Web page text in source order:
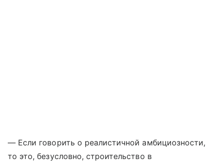
— Если говорить о реалистичной амбициозности,
то это, безусловно, строительство в